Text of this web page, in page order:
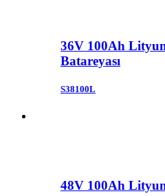
36V 100Ah
Batareyası
S38100L
48V 100Ah